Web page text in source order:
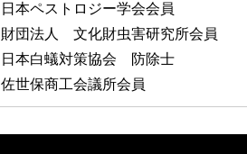
日本ペストロジー学会会員
財団法人 文化財虫害研究所会員
日本白蟻対策協会 防除士
佐世保商工会議所会員